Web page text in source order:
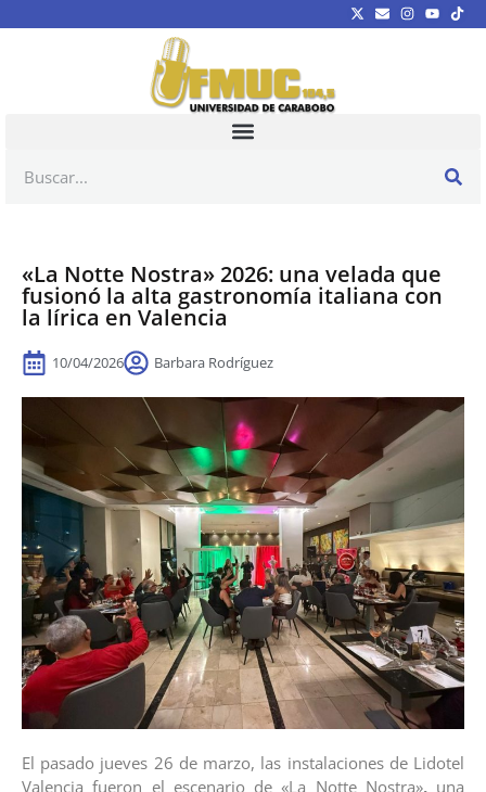
«La Notte Nostra» 2026: una velada que
fusionó la alta gastronomía italiana con
la lírica en Valencia
10/04/2026 Barbara Rodríguez
El pasado jueves 26 de marzo, las instalaciones de Lidotel
Valencia fueron el escenario de «La Notte Nostra»,una